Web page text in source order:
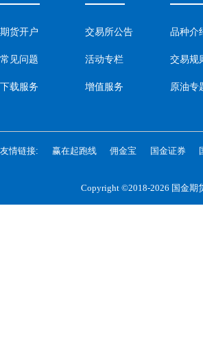
期货开户
常见问题
下载服务
交易所公告
活动专栏
增值服务
品种介
交易规
原油专
友情链接: 赢在起跑线 佣金宝 国金证券
Copyright ©2018-2026 国金期